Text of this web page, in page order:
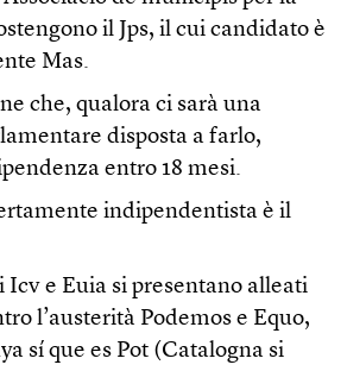
il Jps, il cui candidato è
Mas.
che, qualora ci sarà una
disposta a farlo,
entro 18 mesi.
indipendentista è il
Icv e Euia si presentano alleati
l’austerità Podemos e Equo,
sí que es Pot (Catalogna si